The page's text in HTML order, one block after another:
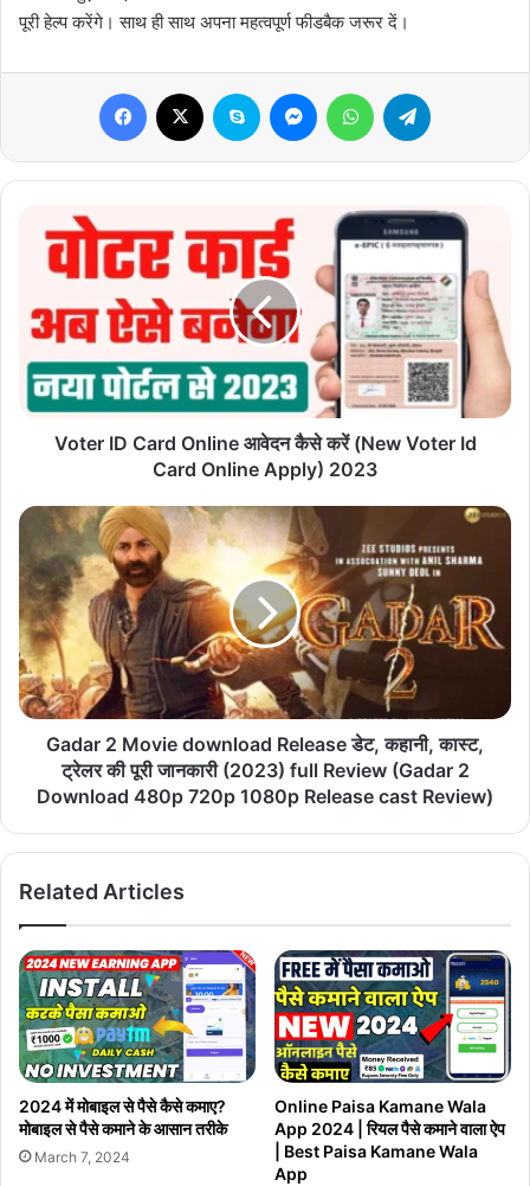
पूरी हेल्प करेंगे। साथ ही साथ अपना महत्वपूर्ण फीडबैक जरूर दें।
Facebook Skype MessengerWhatsApp
Card
आवेदन
कैसे
करें
(New
Voter
Apply)
Voter ID Card Online आवेदन कैसे करें (New Voter Id
Card Online Apply) 2023
Gadar
Movie
download
Release
डेट,
कहानी,
कास्ट,
ट्रेलर
जानकारी
full
(Gadar
480p
720p
1080p
Release
cast
Review)
Gadar 2 Movie download Release डेट, कहानी, कास्ट,
ट्रेलर की पूरी जानकारी (2023) full Review (Gadar 2
Download 480p 720p 1080p Release cast Review)
Related Articles
2024 में मोबाइल से पैसे कैसे कमाए?
मोबाइल से पैसे कमाने के आसान तरीके
March 7, 2024
Online Paisa Kamane Wala
App 2024 | रियल पैसे कमाने वाला ऐप
| Best Paisa Kamane Wala
App